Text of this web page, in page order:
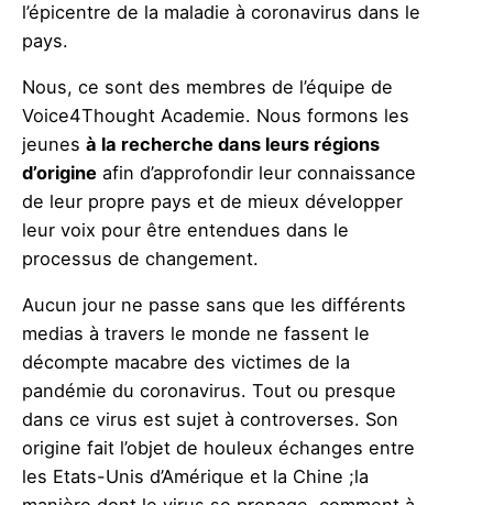
l’épicentre de la maladie à coronavirus dans le
pays.
Nous, ce sont des membres de l’équipe de
Voice4Thought Academie. Nous formons les
jeunes à la recherche dans leurs régions
d’origine afin d’approfondir leur connaissance
de leur propre pays et de mieux développer
leur voix pour être entendues dans le
processus de changement.
Aucun jour ne passe sans que les différents
medias à travers le monde ne fassent le
décompte macabre des victimes de la
pandémie du coronavirus. Tout ou presque
dans ce virus est sujet à controverses. Son
origine fait l’objet de houleux échanges entre
les Etats-Unis d’Amérique et la Chine ;la